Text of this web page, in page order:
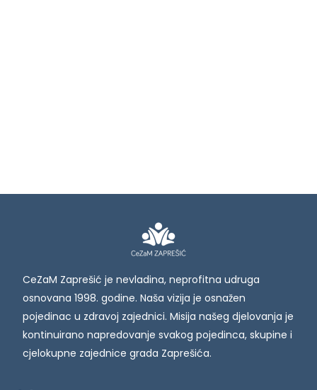
CeZaM Zaprešić je nevladina, neprofitna udruga
osnovana 1998. godine. Naša vizija je osnažen
pojedinac u zdravoj zajednici. Misija našeg djelovanja je
kontinuirano napredovanje svakog pojedinca, skupine i
cjelokupne zajednice grada Zaprešića.